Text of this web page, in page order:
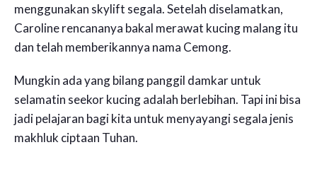
menggunakan skylift segala. Setelah diselamatkan,
Caroline rencananya bakal merawat kucing malang itu
dan telah memberikannya nama Cemong.
Mungkin ada yang bilang panggil damkar untuk
selamatin seekor kucing adalah berlebihan. Tapi ini bisa
jadi pelajaran bagi kita untuk menyayangi segala jenis
makhluk ciptaan Tuhan.